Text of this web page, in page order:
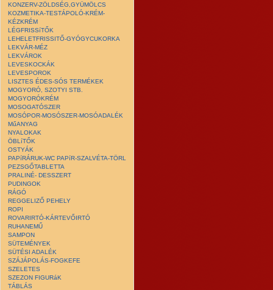
KONZERV-ZÖLDSÉG,GYÜMÖLCS
KOZMETIKA-TESTÁPOLÓ-KRÉM-
KÉZKRÉM
LÉGFRISSíTŐK
LEHELETFRISSITŐ-GYÓGYCUKORKA
LEKVÁR-MÉZ
LEKVÁROK
LEVESKOCKÁK
LEVESPOROK
LISZTES ÉDES-SÓS TERMÉKEK
MOGYORÓ, SZOTYI STB.
MOGYORÓKRÉM
MOSOGATÓSZER
MOSÓPOR-MOSÓSZER-MOSÓADALÉK
MűANYAG
NYALOKAK
ÖBLíTŐK
OSTYÁK
PAPíRÁRUK-WC PAPíR-SZALVÉTA-TÖRL
PEZSGŐTABLETTA
PRALINÉ- DESSZERT
PUDINGOK
RÁGÓ
REGGELIZŐ PEHELY
ROPI
ROVARIRTÓ-KÁRTEVŐIRTÓ
RUHANEMŰ
SAMPON
SÜTEMÉNYEK
SÜTÉSI ADALÉK
SZÁJÁPOLÁS-FOGKEFE
SZELETES
SZEZON FIGURáK
TÁBLÁS